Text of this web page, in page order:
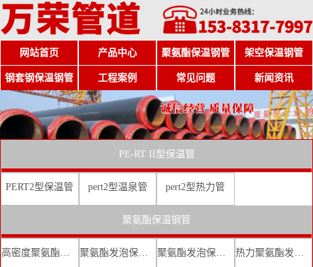
网站首页 产品中心 聚氨酯保温钢管 架空保温钢管
钢套钢保温钢管 工程案例 常见问题 新闻资讯
PE-RT II型保温管
PERT2型保温管 pert2型温泉管 pert2型热力管
聚氨酯保温钢管
高密度聚氨酯发泡保温钢管 聚氨酯发泡保温钢管厂家 聚氨酯发泡保温钢管价格 热力聚氨酯发泡直埋保温钢管